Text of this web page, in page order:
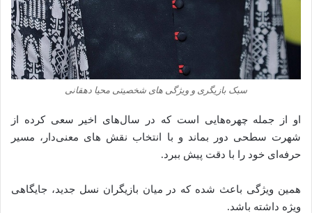
سبک بازیگری و ویژگی‌ های شخصیتی محیا دهقانی
او از جمله چهره‌هایی است که در سال‌های اخیر سعی کرده از
شهرت سطحی دور بماند و با انتخاب نقش‌ های معنی‌دار، مسیر
حرفه‌ای خود را با دقت پیش ببرد.
همین ویژگی باعث شده‌ که در میان بازیگران نسل جدید، جایگاهی
ویژه داشته باشد.